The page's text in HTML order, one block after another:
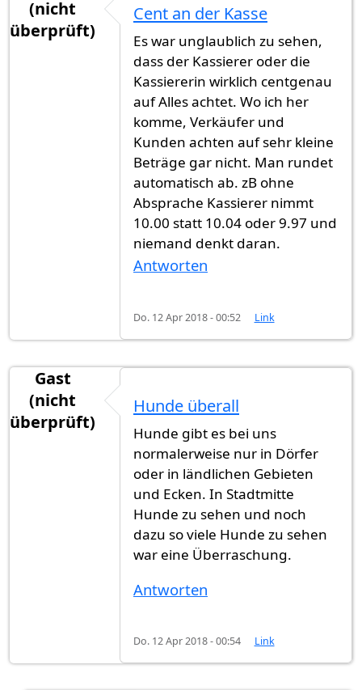
(nicht
überprüft)
Cent an der Kasse
Es war unglaublich zu sehen,
dass der Kassierer oder die
Kassiererin wirklich centgenau
auf Alles achtet. Wo ich her
komme, Verkäufer und
Kunden achten auf sehr kleine
Beträge gar nicht. Man rundet
automatisch ab. zB ohne
Absprache Kassierer nimmt
10.00 statt 10.04 oder 9.97 und
niemand denkt daran.
Antworten
Do. 12 Apr 2018 - 00:52 Link
Gast
(nicht
überprüft)
Hunde überall
Hunde gibt es bei uns
normalerweise nur in Dörfer
oder in ländlichen Gebieten
und Ecken. In Stadtmitte
Hunde zu sehen und noch
dazu so viele Hunde zu sehen
war eine Überraschung.
Antworten
Do. 12 Apr 2018 - 00:54 Link